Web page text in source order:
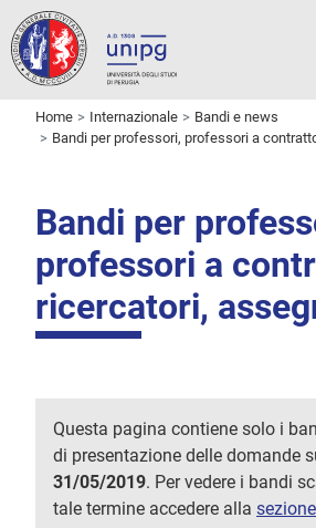
Home Internazionale
Bandi e news
Bandi per professori, professori a
Bandi per
professori a
ricercatori,
Questa pagina contiene solo i
di presentazione delle domande
31/05/2019. Per vedere i bandi
tale termine accedere alla